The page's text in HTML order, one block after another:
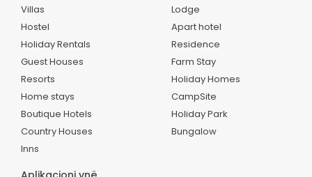
Villas
Hostel
Holiday Rentals
Guest Houses
Resorts
Home stays
Boutique Hotels
Country Houses
Inns
Lodge
Apart hotel
Residence
Farm Stay
Holiday Homes
CampSite
Holiday Park
Bungalow